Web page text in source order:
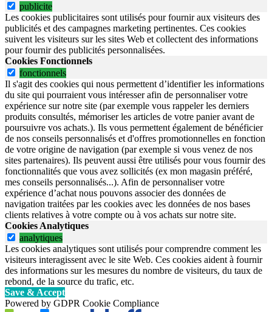
publicite
Les cookies publicitaires sont utilisés pour fournir aux visiteurs des
publicités et des campagnes marketing pertinentes. Ces cookies
suivent les visiteurs sur les sites Web et collectent des informations
pour fournir des publicités personnalisées.
Cookies Fonctionnels
fonctionnels
Il s'agit des cookies qui nous permettent d’identifier les informations
du site qui pourraient vous intéresser afin de personnaliser votre
expérience sur notre site (par exemple vous rappeler les derniers
produits consultés, mémoriser les articles de votre panier avant de
poursuivre vos achats.). Ils vous permettent également de bénéficier
de nos conseils personnalisés et d'offres promotionnelles en fonction
de votre origine de navigation (par exemple si vous venez de nos
sites partenaires). Ils peuvent aussi être utilisés pour vous fournir des
fonctionnalités que vous avez sollicités (ex mon magasin préféré,
mes conseils personnalisés...). Afin de personnaliser votre
expérience d’achat nous pouvons associer des données de
navigation traitées par les cookies avec les données de nos bases
clients relatives à votre compte ou à vos achats sur notre site.
Cookies Analytiques
analytiques
Les cookies analytiques sont utilisés pour comprendre comment les
visiteurs interagissent avec le site Web. Ces cookies aident à fournir
des informations sur les mesures du nombre de visiteurs, du taux de
rebond, de la source du trafic, etc.
Save & Accept
Powered by GDPR Cookie Compliance